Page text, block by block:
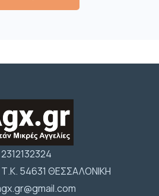
2312132324
54631 ΘΕΣΣΑΛΟΝΙΚΗ